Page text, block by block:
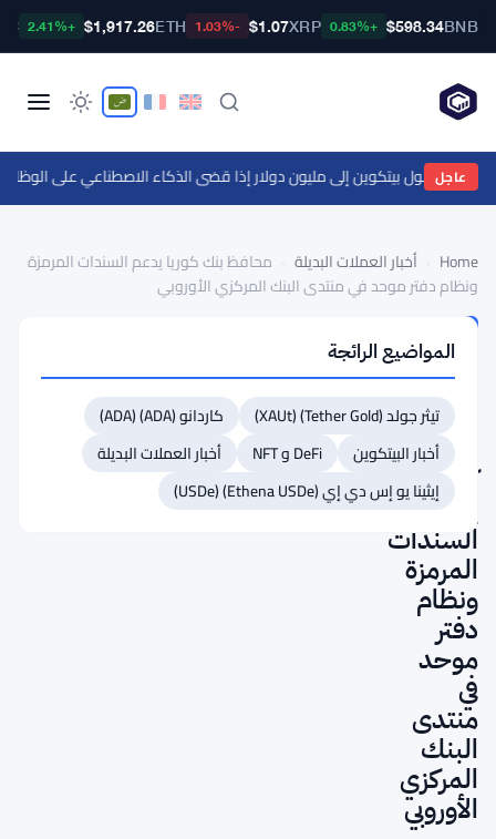
BNB
$598.34
+0.83%
XRP
$1.07
-1.03%
ETH
$1,917.26
+2.41%
عاجل
يتوقع وصول بيتكوين إلى مليون دولار إذا قضى الذكاء الاصطناعي على الوظائف
Home أخبار العملات البديلة
محافظ بنك كوريا يدعم السندات المرمزة
ونظام دفتر موحد في منتدى البنك المركزي الأوروبي
العملات
البديلة
محافظ
بنك
كوريا
يدعم
السندات
المرمزة
ونظام
دفتر
موحد
في
منتدى
البنك
المركزي
الأوروبي
المواضيع الرائجة
تيثر جولد (Tether Gold) (XAUt)
كاردانو (ADA) (ADA)
أخبار البيتكوين
DeFi و NFT
أخبار العملات البديلة
إيثينا يو إس دي إي (Ethena USDe) (USDe)